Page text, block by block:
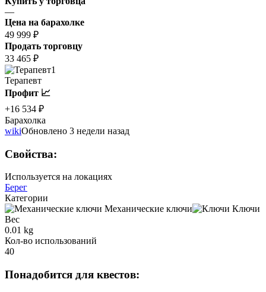
—
Цена на барахолке
49 999 ₽
Продать торговцу
33 465 ₽
1
Терапевт
Профит 📈
+16 534 ₽
Барахолка
wikiОбновлено 3 недели назад
Свойства:
Используется на локациях
Берег
Категории
Механические ключи
Ключи
Вес
0.01 kg
Кол-во использований
40
Понадобится для квестов: